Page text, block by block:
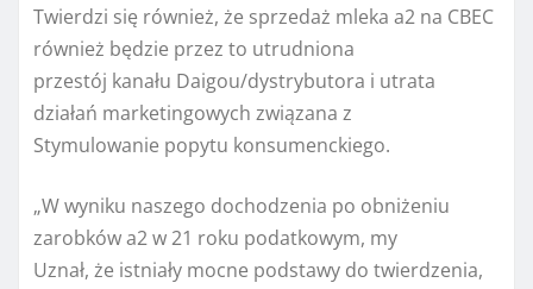
Twierdzi się również, że sprzedaż mleka a2 na CBEC
również będzie przez to utrudniona
przestój kanału Daigou/dystrybutora i utrata
działań marketingowych związana z
Stymulowanie popytu konsumenckiego.
„W wyniku naszego dochodzenia po obniżeniu
zarobków a2 w 21 roku podatkowym, my
Uznał, że istniały mocne podstawy do twierdzenia,